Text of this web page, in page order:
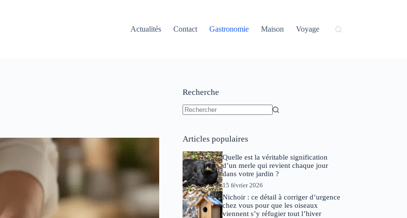
Actualités
Contact Gastronomie Maison Voyage
Recherche
Articles populaires
Quelle est la véritable signification
d’un merle qui revient chaque jour
dans votre jardin ?
15 février 2026
Nichoir : ce détail à corriger d’urgence
chez vous pour que les oiseaux
viennent s’y réfugier tout l’hiver